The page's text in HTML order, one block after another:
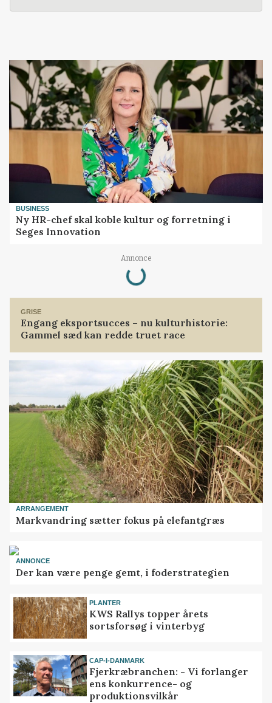
BUSINESS
Ny HR-chef skal koble kultur og forretning i
Seges Innovation
Annonce
Loading...
GRISE
Engang eksportsucces – nu kulturhistorie:
Gammel sæd kan redde truet race
ARRANGEMENT
Markvandring sætter fokus på elefantgræs
ANNONCE
Der kan være penge gemt, i foderstrategien
PLANTER
KWS Rallys topper årets
sortsforsøg i vinterbyg
CAP-I-DANMARK
Fjerkræbranchen: - Vi forlanger
ens konkurrence- og
produktionsvilkår